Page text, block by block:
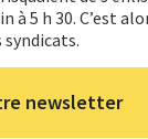
5 h 30. C’est
newsletter